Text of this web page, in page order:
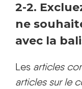
2-2.
ne
avec la
Les articles
articles sur le